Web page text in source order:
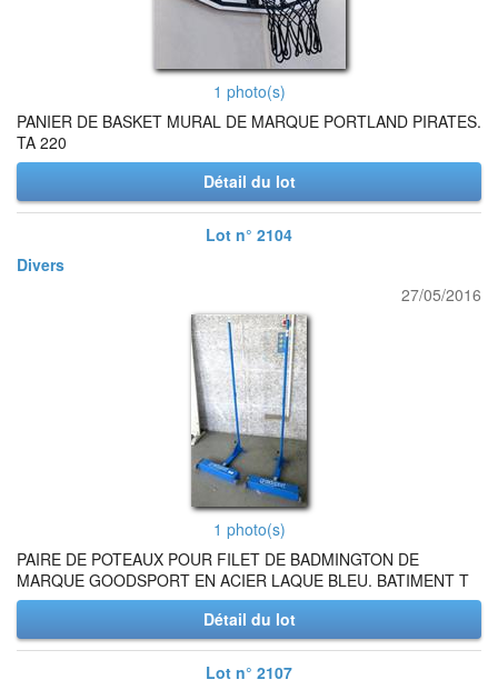
1 photo(s)
PANIER DE BASKET MURAL DE MARQUE PORTLAND PIRATES.
TA 220
Détail du lot
Lot n° 2104
Divers
27/05/2016
1 photo(s)
PAIRE DE POTEAUX POUR FILET DE BADMINGTON DE
MARQUE GOODSPORT EN ACIER LAQUE BLEU. BATIMENT T
Détail du lot
Lot n° 2107